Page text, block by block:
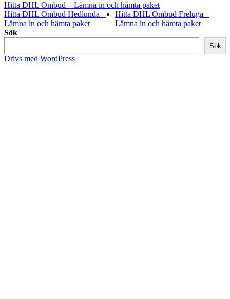
Hitta DHL Ombud – Lämna in och hämta paket
Hitta DHL Ombud Hedlunda –
Lämna in och hämta paket
Hitta DHL Ombud Freluga –
Lämna in och hämta paket
Sök
Sök
Drivs med WordPress